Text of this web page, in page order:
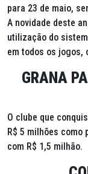
para 23 de maio,
A novidade deste
utilização do
em todos os jogos,
GRANA
O clube que
R$ 5 milhões como
com R$ 1,5 milhão.